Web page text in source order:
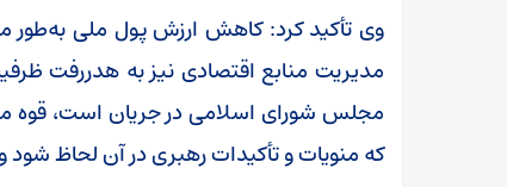
وی تأکید کرد: کاهش ارزش پول ملی
مدیریت منابع اقتصادی نیز به هدررفت
مجلس شورای اسلامی در جریان است، قوه
که منویات و تأکیدات رهبری در آن لحاظ